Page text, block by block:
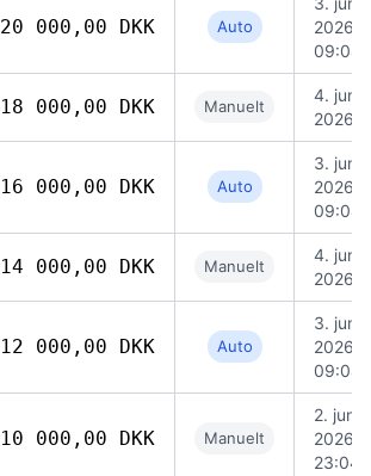
20 000,00 DKK Auto
2026,
09:04
18 000,00 DKK Manuelt
4. juni
2026,
16 000,00 DKK Auto
3. juni
2026,
09:04
14 000,00 DKK Manuelt
4. juni
2026,
12 000,00 DKK Auto
3. juni
2026,
09:04
10 000,00 DKK Manuelt
2. juni
2026,
23:04